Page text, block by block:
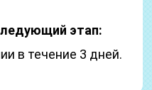
этап:
в течение 3 дней.